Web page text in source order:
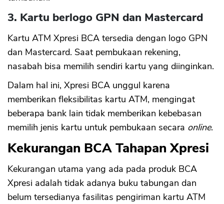
3. Kartu berlogo GPN dan Mastercard
Kartu ATM Xpresi BCA tersedia dengan logo GPN
dan Mastercard. Saat pembukaan rekening,
nasabah bisa memilih sendiri kartu yang diinginkan.
Dalam hal ini, Xpresi BCA unggul karena
memberikan fleksibilitas kartu ATM, mengingat
beberapa bank lain tidak memberikan kebebasan
memilih jenis kartu untuk pembukaan secara online.
Kekurangan BCA Tahapan Xpresi
Kekurangan utama yang ada pada produk BCA
Xpresi adalah tidak adanya buku tabungan dan
belum tersedianya fasilitas pengiriman kartu ATM